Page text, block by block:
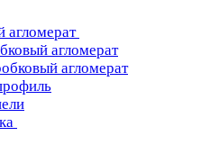
агломерат
агломерат
агломерат